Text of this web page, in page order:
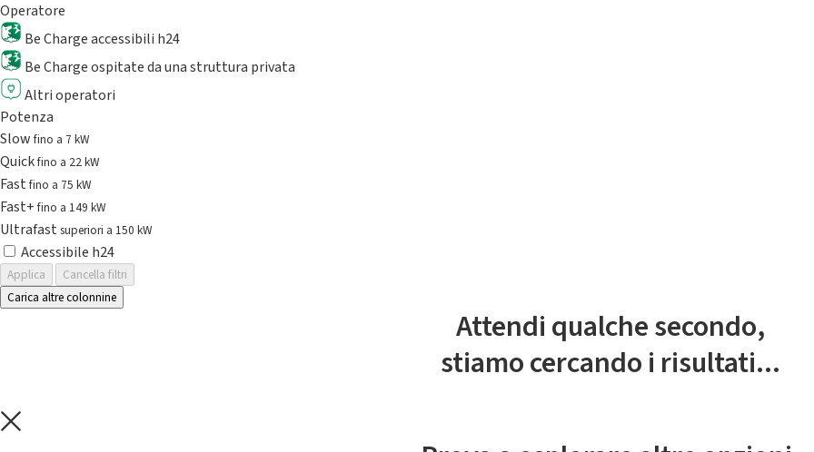
Operatore
Be Charge accessibili h24
Be Charge ospitate da una struttura privata
Altri operatori
Potenza
Slowfino a 7 kW
Quickfino a 22 kW
Fastfino a 75 kW
Fast+fino a 149 kW
Ultrafast superiori a 150 kW
Accessibile h24
Applica
Cancella filtri
Carica altre colonnine
Attendi qualche secondo,
stiamo cercando i risultati...